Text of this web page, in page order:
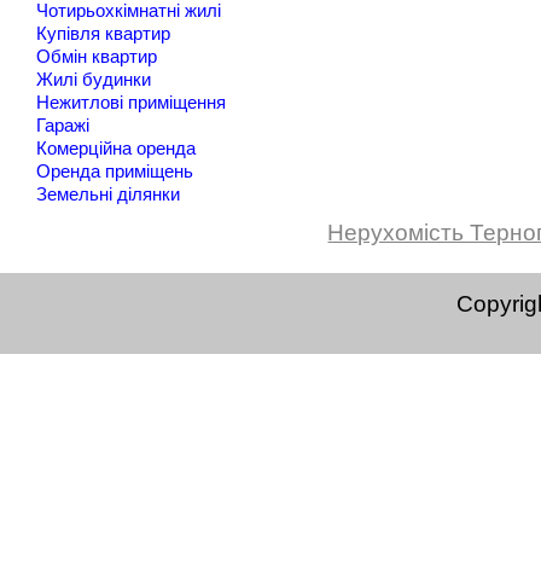
Чотирьохкімнатні жилі
Купівля квартир
Обмін квартир
Жилі будинки
Нежитлові приміщення
Гаражі
Комерційна оренда
Оренда приміщень
Земельні ділянки
Нерухомість